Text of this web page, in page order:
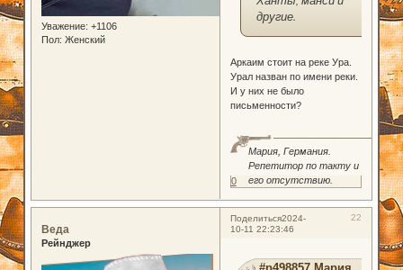
Уважение: +1106
Пол: Женский
другие.
Аркаим стоит на реке Ура.
Урал назван по имени реки.
И у них не было
письменности?
Мария, Германия.
Репетитор по такту и
его отсутствию.
0
Поделиться 22
2024-
10-11 22:23:46
Веда
Рейнджер